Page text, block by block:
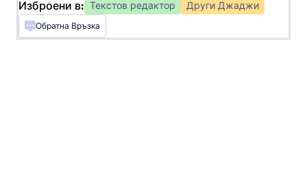
Изброени в: Текстов редактор Други Джаджи
Обратна Връзка
AutoJS
Добавете текстово поле за автоматично